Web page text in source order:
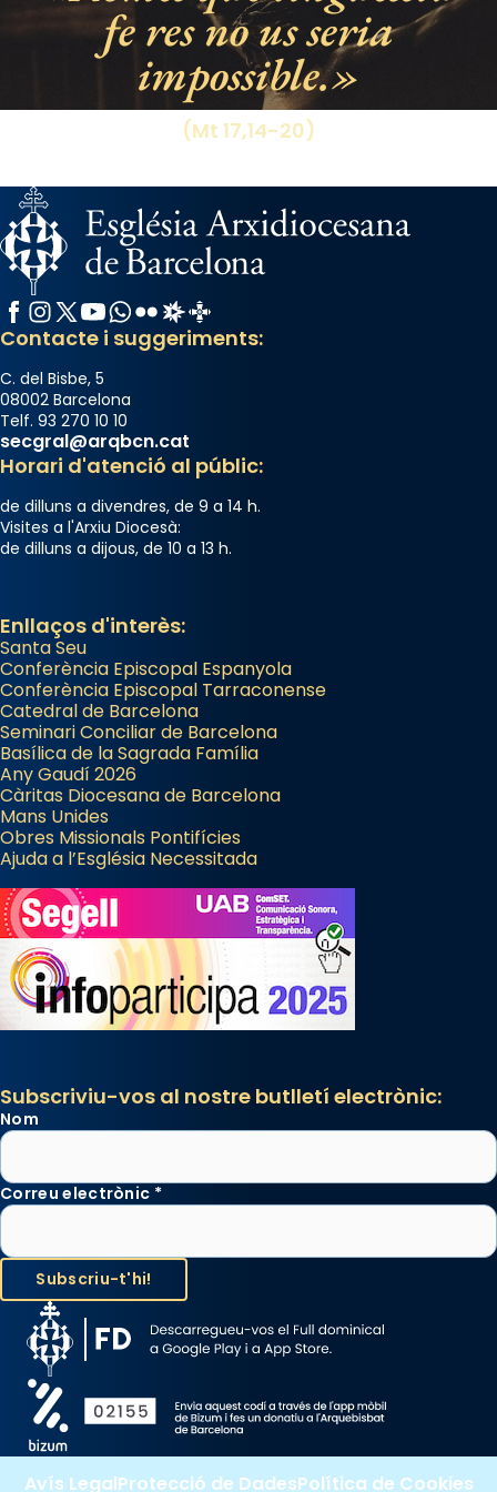
Photo
View on Facebookfe res no us seria
impossible.
(Mt 17,14-20)
Facebook
Instagram
X / Twitter
YouTube
WhatsApp
FlickrRadio Estel
Catalunya Cristiana
Contacte i suggeriments:
C. del Bisbe, 5
08002 Barcelona
Telf. 93 270 10 10
secgral@arqbcn.cat
Horari d'atenció al públic:
de dilluns a divendres, de 9 a 14 h.
Visites a l'Arxiu Diocesà:
de dilluns a dijous, de 10 a 13 h.
Enllaços d'interès:
Santa Seu
Conferència Episcopal Espanyola
Conferència Episcopal Tarraconense
Catedral de Barcelona
Seminari Conciliar de Barcelona
Basílica de la Sagrada Família
Any Gaudí 2026
Càritas Diocesana de Barcelona
Mans Unides
Obres Missionals Pontifícies
Ajuda a l’Església Necessitada
Subscriviu-vos al nostre butlletí electrònic:
Nom
Correu electrònic *
Avís LegalProtecció de DadesPolítica de Cookies